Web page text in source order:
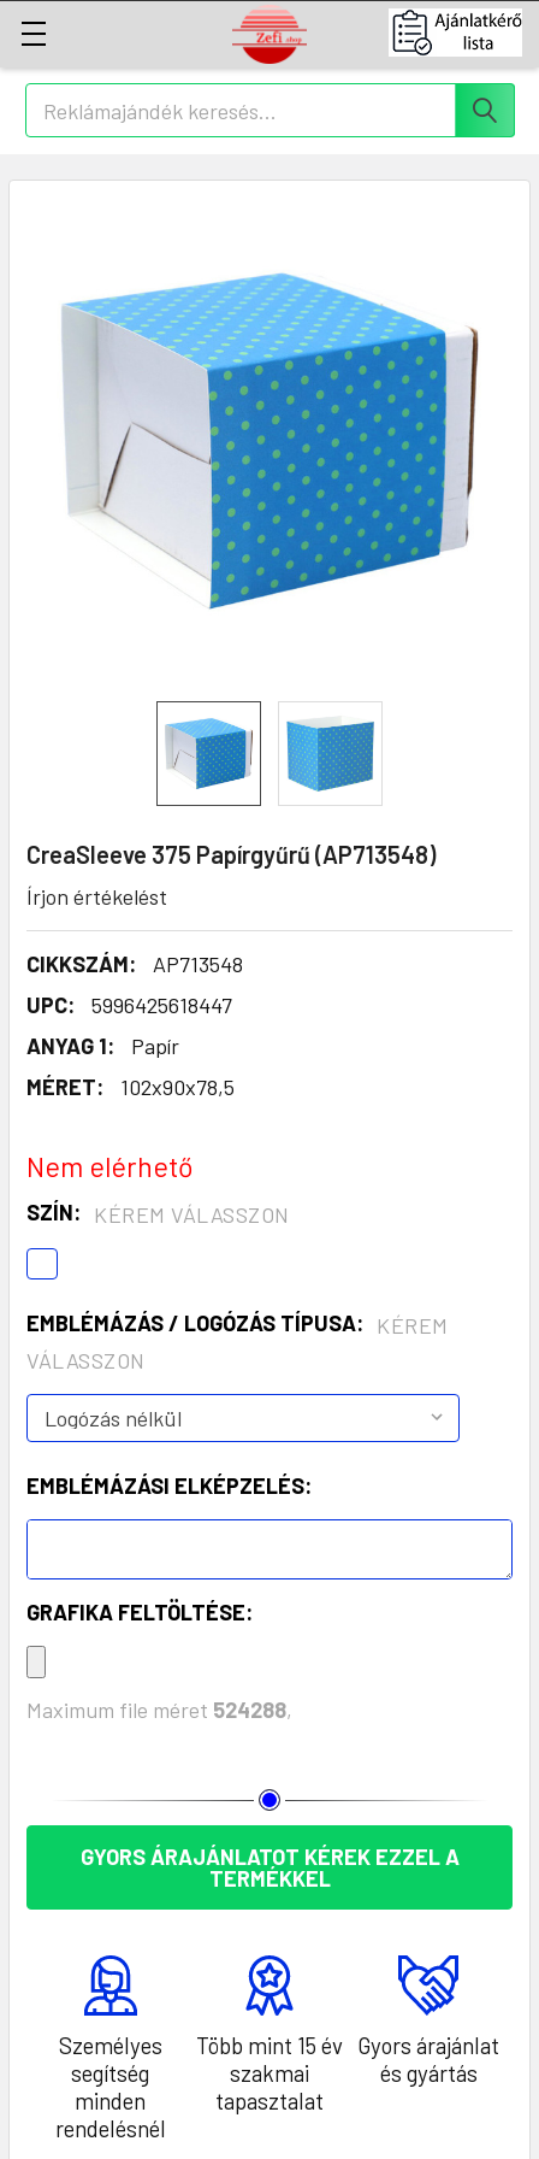
Keresés
CreaSleeve 375 Papírgyűrű (AP713548)
Írjon értékelést
CIKKSZÁM:
AP713548
UPC:
5996425618447
ANYAG 1:
Papír
MÉRET:
102x90x78,5
Nem elérhető
SZÍN: KÉREM VÁLASSZON
EMBLÉMÁZÁS / LOGÓZÁS TÍPUSA:
KÉREM
VÁLASSZON
EMBLÉMÁZÁSI ELKÉPZELÉS:
GRAFIKA FELTÖLTÉSE:
Maximum file méret 524288,
GYORS ÁRAJÁNLATOT KÉREK EZZEL A
TERMÉKKEL
Személyes
segítség
minden
rendelésnél
Több mint 15 év
szakmai
tapasztalat
Gyors árajánlat
és gyártás